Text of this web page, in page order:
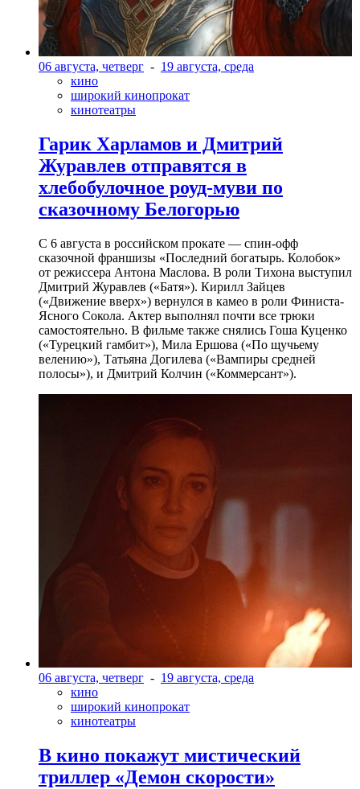
06 августа, четверг - 19 августа, среда
кино
широкий кинопрокат
кинотеатры
Гарик Харламов и Дмитрий
Журавлев отправятся в
хлебобулочное роуд-муви по
сказочному Белогорью
С 6 августа в российском прокате — спин-офф
сказочной франшизы «Последний богатырь. Колобок»
от режиссера Антона Маслова. В роли Тихона выступил
Дмитрий Журавлев («Батя»). Кирилл Зайцев
(«Движение вверх») вернулся в камео в роли Финиста-
Ясного Сокола. Актер выполнял почти все трюки
самостоятельно. В фильме также снялись Гоша Куценко
(«Турецкий гамбит»), Мила Ершова («По щучьему
велению»), Татьяна Догилева («Вампиры средней
полосы»), и Дмитрий Колчин («Коммерсант»).
06 августа, четверг - 19 августа, среда
кино
широкий кинопрокат
кинотеатры
В кино покажут мистический
триллер «Демон скорости»